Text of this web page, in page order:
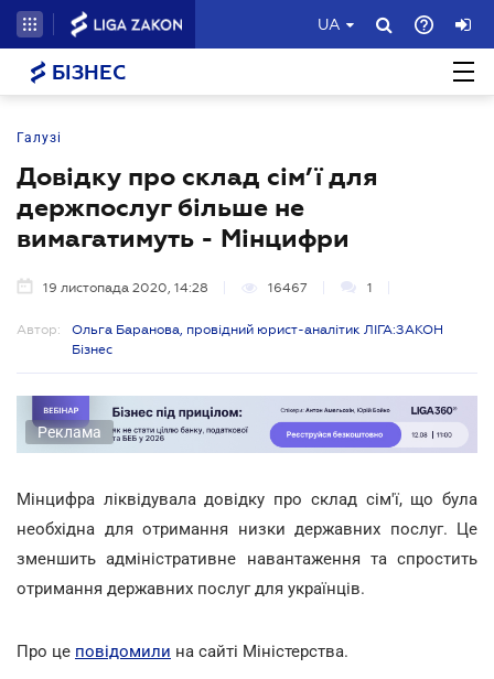
UA
БІЗНЕС
Галузі
Довідку про склад сім’ї для
держпослуг більше не
вимагатимуть - Мінцифри
19 листопада 2020, 14:28 16467 1
Автор:
Ольга Баранова, провідний юрист-аналітик ЛІГА:ЗАКОН
Бізнес
Реклама
Мінцифра ліквідувала довідку про склад сім'ї, що була
необхідна для отримання низки державних послуг. Це
зменшить адміністративне навантаження та спростить
отримання державних послуг для українців.
Про це повідомили на сайті Міністерства.